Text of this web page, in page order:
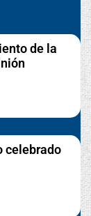
de la
celebrado